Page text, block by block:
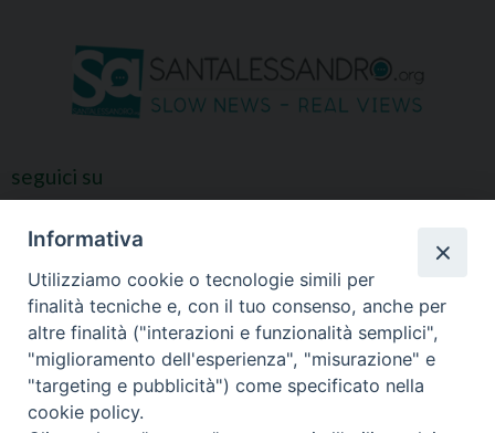
seguici su
Informativa
Utilizziamo cookie o tecnologie simili per
finalità tecniche e, con il tuo consenso, anche per
altre finalità ("interazioni e funzionalità semplici",
"miglioramento dell'esperienza", "misurazione" e
"targeting e pubblicità") come specificato nella
cookie policy.